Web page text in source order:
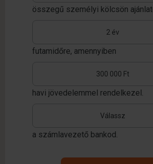
összegű személyi kölcsön
futamidőre, amennyiben
havi jövedelemmel rendelkezel.
a számlavezető bankod.